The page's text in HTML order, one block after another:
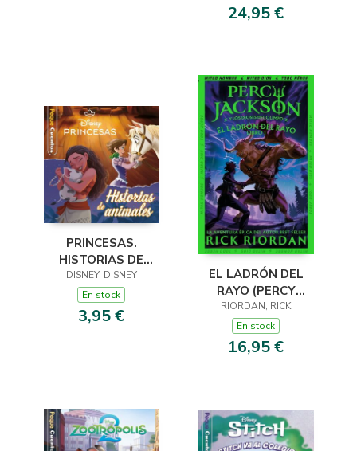
24,95 €
PRINCESAS.
HISTORIAS DE
ANIMALES.
PEQUECUENTOS
DISNEY, DISNEY
En stock
3,95 €
EL LADRÓN DEL
RAYO (PERCY
JACKSON Y LOS
DIOSES DEL OLIMPO
1)
RIORDAN, RICK
En stock
16,95 €